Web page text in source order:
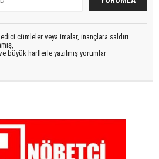
cümleler veya imalar, inançlara saldırı
büyük harflerle yazılmış yorumlar